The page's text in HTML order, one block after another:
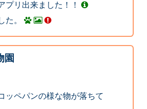
プリ出来ました！！
た。
園
ッペパンの様な物が落ちて